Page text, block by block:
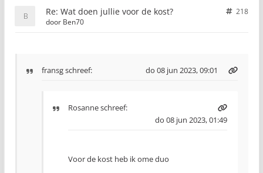
Re: Wat doen jullie voor de kost?
218
door Ben70
fransgschreef: do 08 jun 2023, 09:01
Rosanneschreef:
do 08 jun 2023, 01:49
Voor de kost heb ik ome duo